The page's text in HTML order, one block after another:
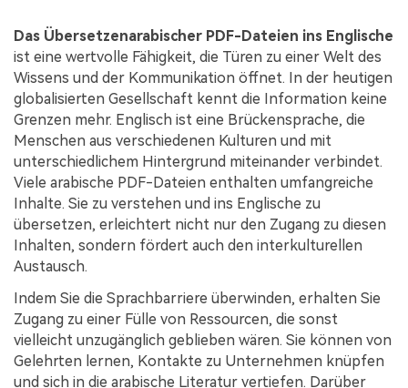
PDF-Daten extrahieren
PDF freigeben
eSign PDFs rechtmäßig Neu
Branchen
Bildung
IT-Dienstleistung
Rechtliches
Gesundheitswesen
Finanzen
Regierung
Was ist NEU
Benutzerhandbuch
PDFelement für Windows
PDFelement für Mac
PDFelement für iOS
PDFelement für Android
Mehr erfahren
Sehen Sie, was unsere Nutzer sagen.
Kostenlose PDF-Vorlagen
Bearbeiten, Drucken und Anpassen von kostenlosen Vorlagen.
Das Übersetzenarabischer PDF-Dateien ins Englische
ist eine wertvolle Fähigkeit, die Türen zu einer Welt des
Wissens und der Kommunikation öffnet. In der heutigen
globalisierten Gesellschaft kennt die Information keine
Grenzen mehr. Englisch ist eine Brückensprache, die
Menschen aus verschiedenen Kulturen und mit
unterschiedlichem Hintergrund miteinander verbindet.
Viele arabische PDF-Dateien enthalten umfangreiche
Inhalte. Sie zu verstehen und ins Englische zu
übersetzen, erleichtert nicht nur den Zugang zu diesen
Inhalten, sondern fördert auch den interkulturellen
Austausch.
Indem Sie die Sprachbarriere überwinden, erhalten Sie
Zugang zu einer Fülle von Ressourcen, die sonst
vielleicht unzugänglich geblieben wären. Sie können von
Gelehrten lernen, Kontakte zu Unternehmen knüpfen
und sich in die arabische Literatur vertiefen. Darüber